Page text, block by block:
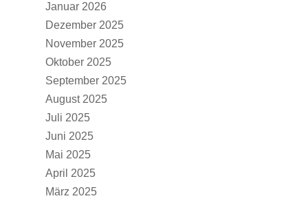
Januar 2026
Dezember 2025
November 2025
Oktober 2025
September 2025
August 2025
Juli 2025
Juni 2025
Mai 2025
April 2025
März 2025